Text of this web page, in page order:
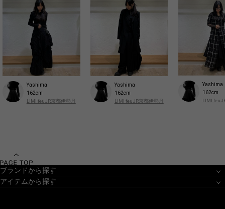
Yashima
162cm
LIMI feuJR京都伊勢丹
Yashima
162cm
LIMI feuJR京都伊勢丹
Yashima
162cm
LIMI
ブランドから探す
アイテムから探す